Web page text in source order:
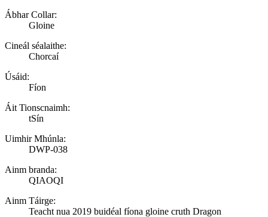
Ábhar Collar:
Gloine
Cineál séalaithe:
Chorcaí
Úsáid:
Fíon
Áit Tionscnaimh:
tSín
Uimhir Mhúnla:
DWP-038
Ainm branda:
QIAOQI
Ainm Táirge:
Teacht nua 2019 buidéal fíona gloine cruth Dragon